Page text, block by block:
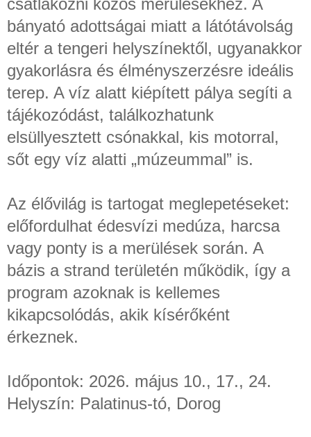
csatlakozni közös merülésekhez. A
bányató adottságai miatt a látótávolság
eltér a tengeri helyszínektől, ugyanakkor
gyakorlásra és élményszerzésre ideális
terep. A víz alatt kiépített pálya segíti a
tájékozódást, találkozhatunk
elsüllyesztett csónakkal, kis motorral,
sőt egy víz alatti „múzeummal” is.
Az élővilág is tartogat meglepetéseket:
előfordulhat édesvízi medúza, harcsa
vagy ponty is a merülések során. A
bázis a strand területén működik, így a
program azoknak is kellemes
kikapcsolódás, akik kísérőként
érkeznek.
Időpontok: 2026. május 10., 17., 24.
Helyszín: Palatinus-tó, Dorog